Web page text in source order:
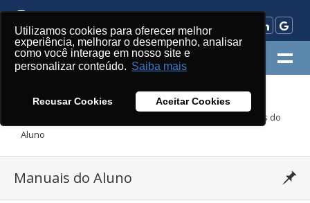
Utilizamos cookies para oferecer melhor
experiência, melhorar o desempenho, analisar
como você interage em nosso site e
personalizar conteúdo. Saiba mais
Recusar Cookies Aceitar Cookies
MENU
» » Manuais do
Aluno
Manuais do Aluno